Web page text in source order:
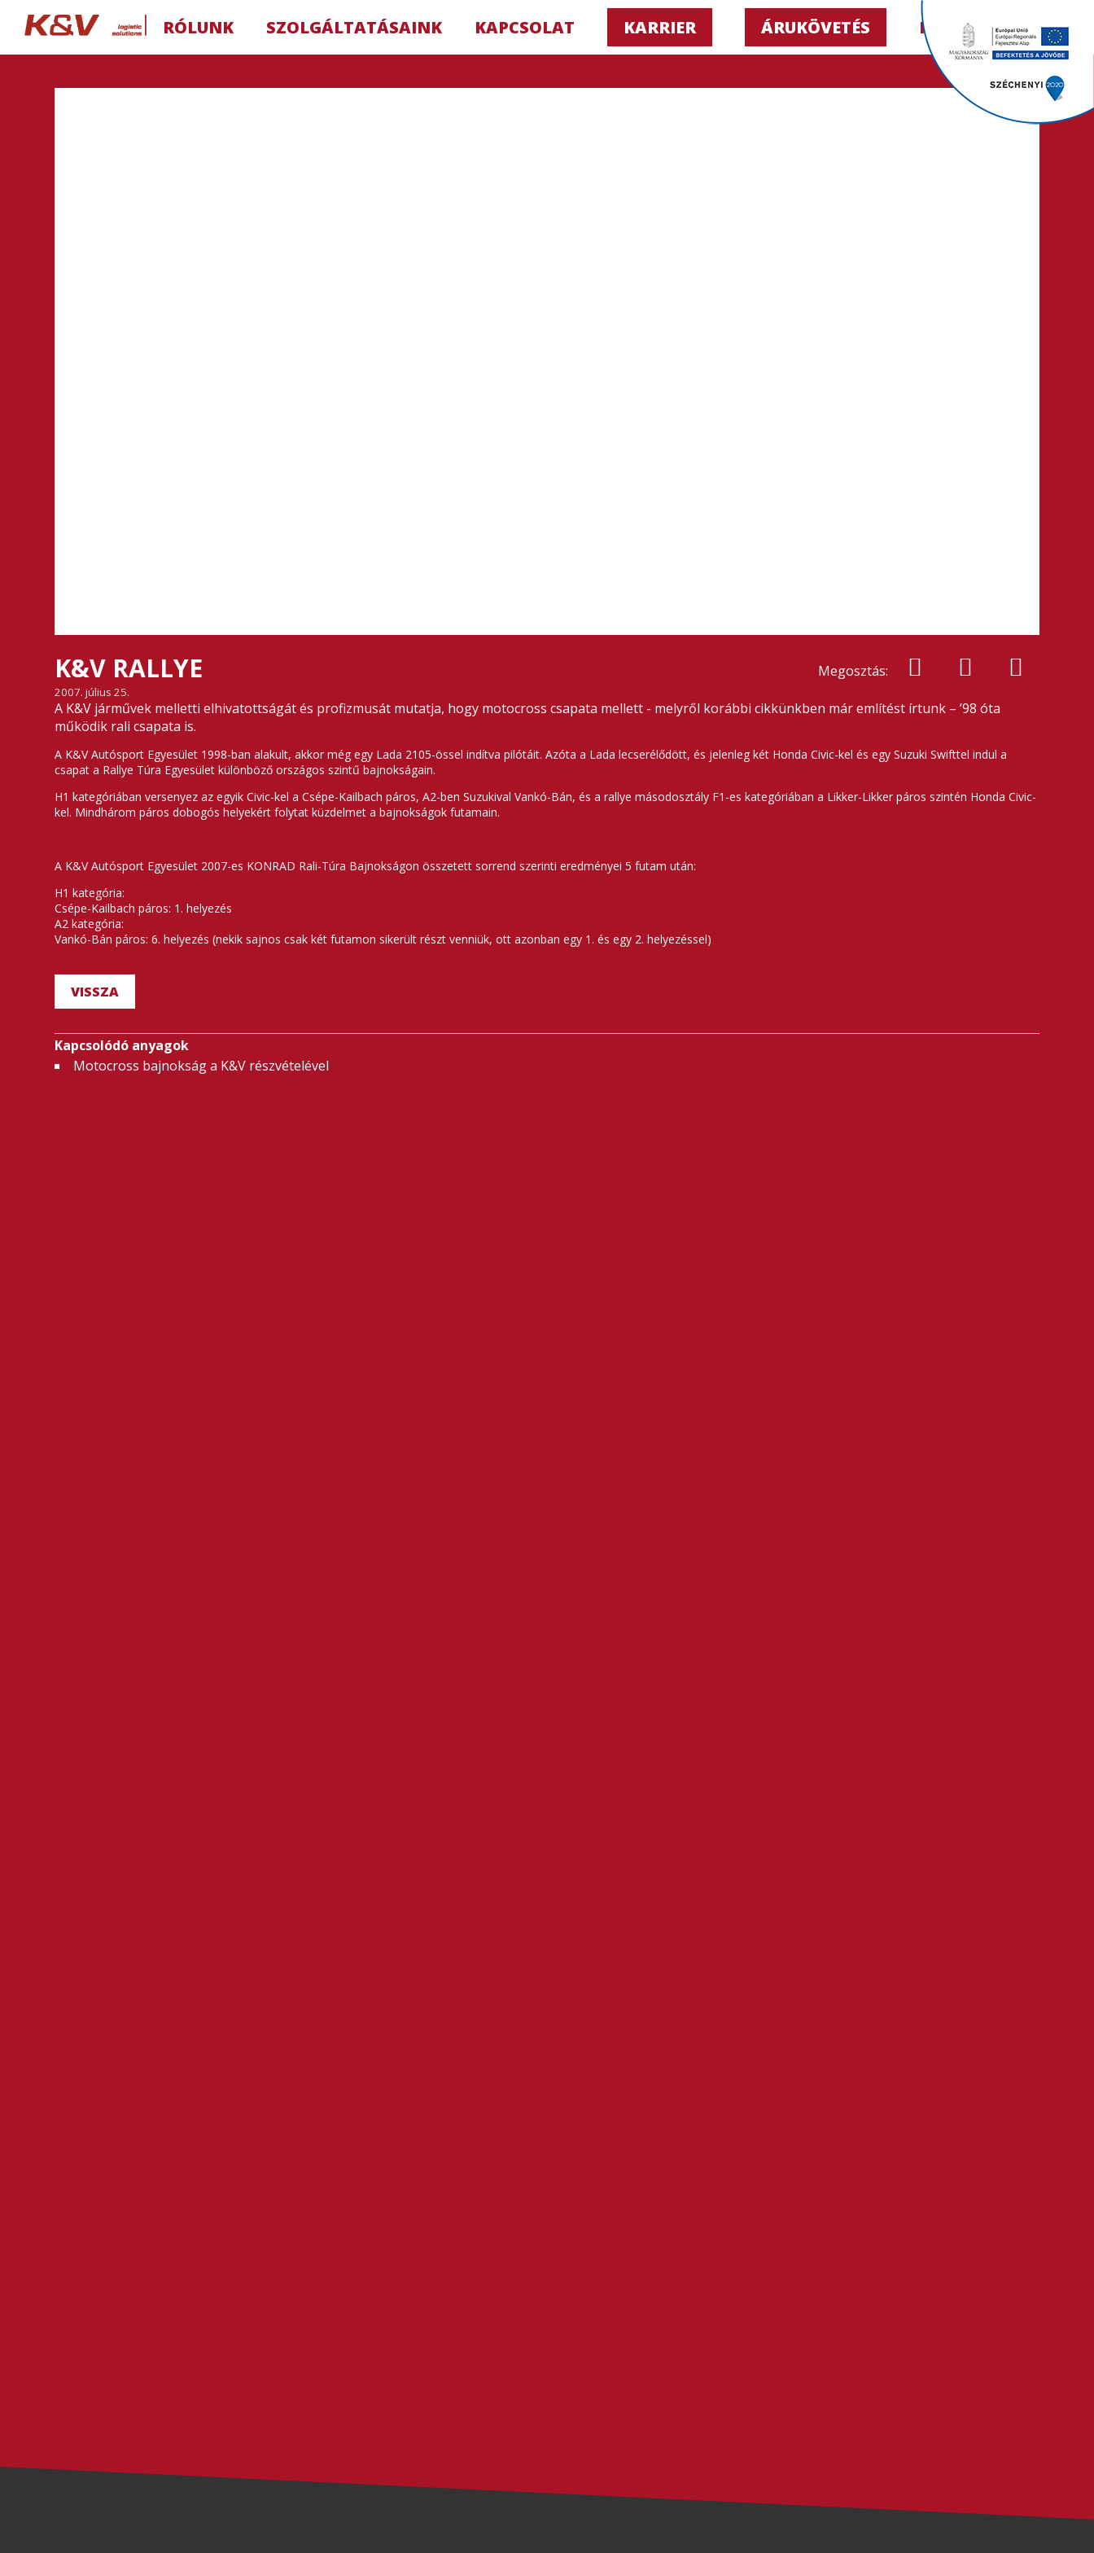
RÓLUNK SZOLGÁLTATÁSAINK KAPCSOLAT KARRIER ÁRUKÖVETÉS HU ▼
Megosztás:
K&V RALLYE
2007. július 25.
A K&V járművek melletti elhivatottságát és profizmusát mutatja, hogy motocross csapata mellett - melyről korábbi cikkünkben már említést írtunk – ’98 óta
működik rali csapata is.
A K&V Autósport Egyesület 1998-ban alakult, akkor még egy Lada 2105-össel indítva pilótáit. Azóta a Lada lecserélődött, és jelenleg két Honda Civic-kel és egy Suzuki Swifttel indul a
csapat a Rallye Túra Egyesület különböző országos szintű bajnokságain.
H1 kategóriában versenyez az egyik Civic-kel a Csépe-Kailbach páros, A2-ben Suzukival Vankó-Bán, és a rallye másodosztály F1-es kategóriában a Likker-Likker páros szintén Honda Civic-
kel. Mindhárom páros dobogós helyekért folytat küzdelmet a bajnokságok futamain.
A K&V Autósport Egyesület 2007-es KONRAD Rali-Túra Bajnokságon összetett sorrend szerinti eredményei 5 futam után:
H1 kategória:
Csépe-Kailbach páros: 1. helyezés
A2 kategória:
Vankó-Bán páros: 6. helyezés (nekik sajnos csak két futamon sikerült részt venniük, ott azonban egy 1. és egy 2. helyezéssel)
VISSZA
Kapcsolódó anyagok
Motocross bajnokság a K&V részvételével